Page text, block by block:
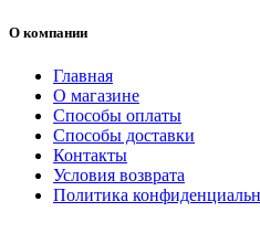
О компании
Главная
О магазине
Способы оплаты
Способы доставки
Контакты
Условия возврата
Политика